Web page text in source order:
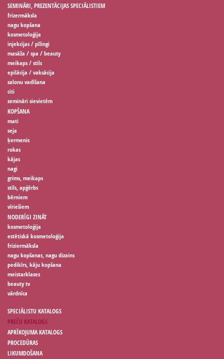
SEMINĀRI, PREZENTĀCIJAS SPECIĀLISTIEM
frizermāksla
nagu kopšana
kosmetoloģija
injekcijas / pīlingi
masāža / spa / beauty
meikaps / stils
epilācija / vaksācija
salonu vadīšana
citi
semināri sievietēm
KOPŠANA
mati
seja
ķermenis
rokas
kājas
nagi
grims, meikaps
stils, apģērbs
bērniem
vīriešiem
NODERĪGI ZINĀT
kosmetoloģija
estētiskā kosmetoloģija
friziermāksla
nagu kopšanas, nagu dizains
pedikīrs, kāju kopšana
meistarklases
beauty tv
vārdnīca
SPECIĀLISTU KATALOGS
PREČU KATALOGS
APRĪKOJUMA KATALOGS
PROCEDŪRAS
LIKUMDOŠANA